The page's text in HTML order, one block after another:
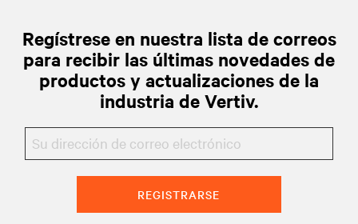
Regístrese en nuestra lista de correos
para recibir las últimas novedades de
productos y actualizaciones de la
industria de Vertiv.
REGISTRARSE